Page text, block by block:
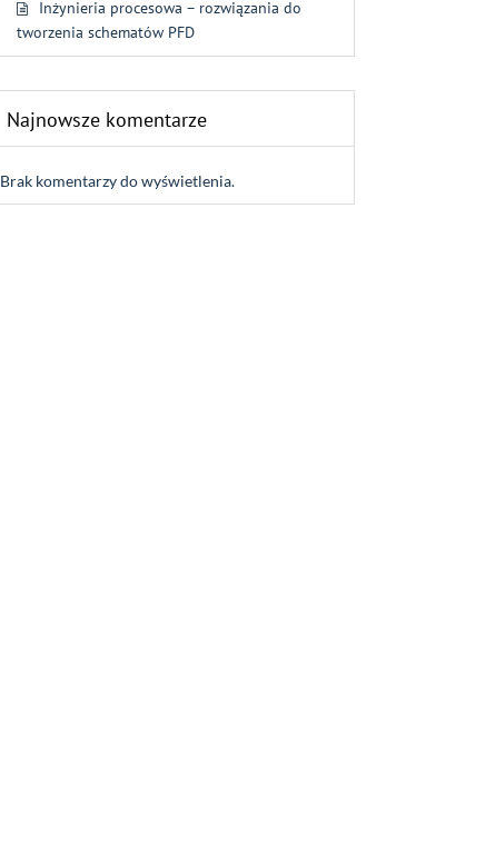
Inżynieria procesowa – rozwiązania do
tworzenia schematów PFD
Najnowsze komentarze
Brak komentarzy do wyświetlenia.